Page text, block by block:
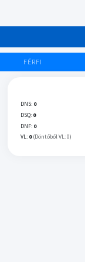
FÉRFI
DNS: 0
DSQ: 0
DNF: 0
VL: 0 (Döntőből VL: 0)